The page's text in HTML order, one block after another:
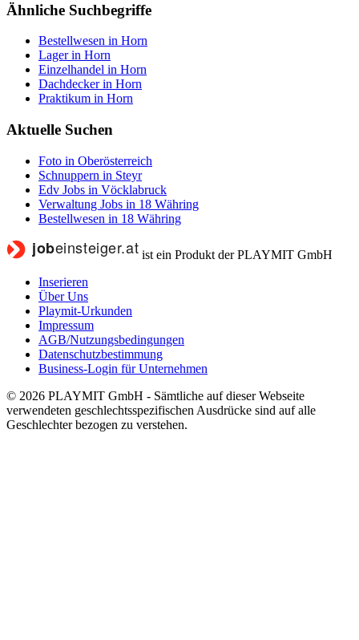
Ähnliche Suchbegriffe
Bestellwesen in Horn
Lager in Horn
Einzelhandel in Horn
Dachdecker in Horn
Praktikum in Horn
Aktuelle Suchen
Foto in Oberösterreich
Schnuppern in Steyr
Edv Jobs in Vöcklabruck
Verwaltung Jobs in 18 Währing
Bestellwesen in 18 Währing
ist ein Produkt der PLAYMIT GmbH
Inserieren
Über Uns
Playmit-Urkunden
Impressum
AGB/Nutzungsbedingungen
Datenschutzbestimmung
Business-Login für Unternehmen
© 2026 PLAYMIT GmbH - Sämtliche auf dieser Webseite
verwendeten geschlechtsspezifischen Ausdrücke sind auf alle
Geschlechter bezogen zu verstehen.